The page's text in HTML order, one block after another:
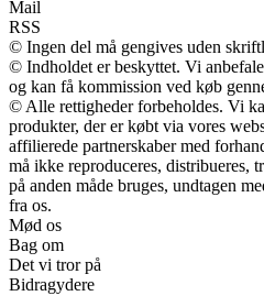
Mail
RSS
© Ingen del må gengives uden
© Indholdet er beskyttet. Vi
og kan få kommission ved køb
© Alle rettigheder forbeholdes. Vi
produkter, der er købt via vores
affilierede partnerskaber med
må ikke reproduceres, distribueres,
på anden måde bruges, undtagen
fra os.
Mød os
Bag om
Det vi tror på
Bidragydere